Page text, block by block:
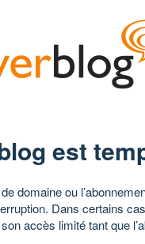
est
domaine ou
Dans certains
accès limité tant que